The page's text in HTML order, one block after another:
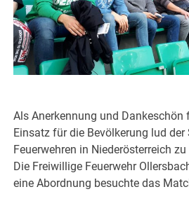
Als Anerkennung und Dankeschön
Einsatz für die Bevölkerung lud der
Feuerwehren in Niederösterreich
Die Freiwillige Feuerwehr
eine Abordnung besuchte das